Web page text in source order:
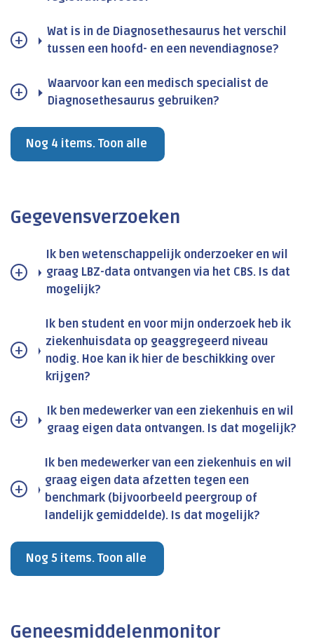
Wat is in de Diagnosethesaurus het verschil
tussen een hoofd- en een nevendiagnose?
Waarvoor kan een medisch specialist de
Diagnosethesaurus gebruiken?
Nog 4 items. Toon alle
Gegevensverzoeken
Ik ben wetenschappelijk onderzoeker en wil
graag LBZ-data ontvangen via het CBS. Is dat
mogelijk?
Ik ben student en voor mijn onderzoek heb ik
ziekenhuisdata op geaggregeerd niveau
nodig. Hoe kan ik hier de beschikking over
krijgen?
Ik ben medewerker van een ziekenhuis en wil
graag eigen data ontvangen. Is dat mogelijk?
Ik ben medewerker van een ziekenhuis en wil
graag eigen data afzetten tegen een
benchmark (bijvoorbeeld peergroup of
landelijk gemiddelde). Is dat mogelijk?
Nog 5 items. Toon alle
Geneesmiddelenmonitor